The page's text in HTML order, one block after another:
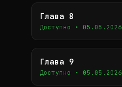
Глава 8
Доступно • 05.05.2026
Глава 9
Доступно • 05.05.2026